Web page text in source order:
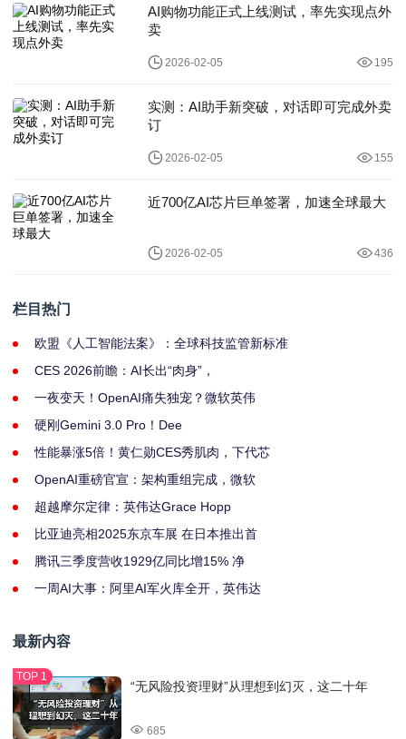
AI购物功能正式上线测试，率先实现点外
卖
2026-02-05 195
实测：AI助手新突破，对话即可完成外卖
订
2026-02-05 155
近700亿AI芯片巨单签署，加速全球最大
2026-02-05 436
栏目热门
欧盟《人工智能法案》：全球科技监管新标准
CES 2026前瞻：AI长出“肉身”，
一夜变天！OpenAI痛失独宠？微软英伟
硬刚Gemini 3.0 Pro！Dee
性能暴涨5倍！黄仁勋CES秀肌肉，下代芯
OpenAI重磅官宣：架构重组完成，微软
超越摩尔定律：英伟达Grace Hopp
比亚迪亮相2025东京车展 在日本推出首
腾讯三季度营收1929亿同比增15% 净
一周AI大事：阿里AI军火库全开，英伟达
最新内容
“无风险投资理财”从理想到幻灭，这二十年
685